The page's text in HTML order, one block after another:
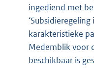
ingediend met
karakteristieke
Medemblik voor
beschikbaar is